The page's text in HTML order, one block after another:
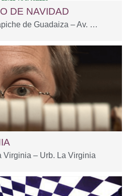
DE NAVIDAD
de Guadaiza – Av. Oriental, 23
Virginia – Urb. La Virginia